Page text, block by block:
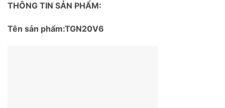
THÔNG TIN SẢN PHẨM:
Tên sản phẩm:TGN20V6